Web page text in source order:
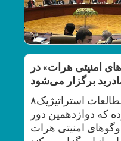
امنیتی هرات» در
برگزار می‌شود
۸صبح، کابل: انستیتوت مطالعات استراتیژیک
که دوازدهمین دور
امنیتی هرات